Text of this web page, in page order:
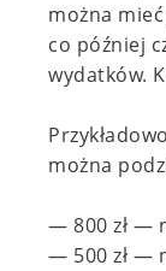
można mieć
co później
wydatków.
można
— 800 zł —
— 500 zł —